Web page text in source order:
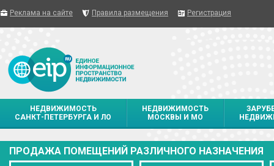
Реклама на сайте Правила размещения Регистрация
НЕДВИЖИМОСТЬ
САНКТ-ПЕТЕРБУРГА И ЛО
НЕДВИЖИМОСТЬ
МОСКВЫ И МО
ПРОДАЖА ПОМЕЩЕНИЙ РАЗЛИЧНОГО НАЗНАЧЕНИЯ